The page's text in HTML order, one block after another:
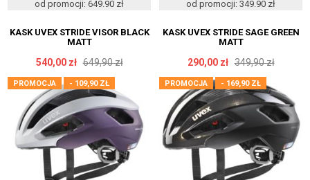
od promocji: 649.90 zł
KASK UVEX STRIDE VISOR BLACK
MATT
540,00 zł 649,90 zł
od promocji: 349.90 zł
KASK UVEX STRIDE SAGE GREEN
MATT
290,00 zł 349,90 zł
PROMOCJA - 109,90 ZŁ PROMOCJA - 169,90 ZŁ